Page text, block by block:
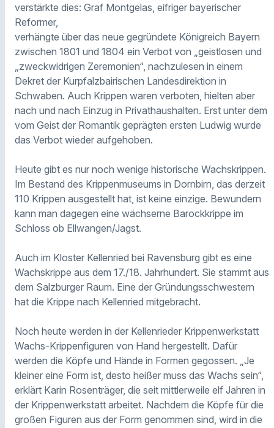
verstärkte dies: Graf Montgelas, eifriger bayerischer
Reformer,
verhängte über das neue gegründete Königreich Bayern
zwischen 1801 und 1804 ein Verbot von „geistlosen und
„zweckwidrigen Zeremonien“, nachzulesen in einem
Dekret der Kurpfalzbairischen Landesdirektion in
Schwaben. Auch Krippen waren verboten, hielten aber
nach und nach Einzug in Privathaushalten. Erst unter dem
vom Geist der Romantik geprägten ersten Ludwig wurde
das Verbot wieder aufgehoben.
Heute gibt es nur noch wenige historische Wachskrippen.
Im Bestand des Krippenmuseums in Dornbirn, das derzeit
110 Krippen ausgestellt hat, ist keine einzige. Bewundern
kann man dagegen eine wächserne Barockkrippe im
Schloss ob Ellwangen/Jagst.
Auch im Kloster Kellenried bei Ravensburg gibt es eine
Wachskrippe aus dem 17./18. Jahrhundert. Sie stammt aus
dem Salzburger Raum. Eine der Gründungsschwestern
hat die Krippe nach Kellenried mitgebracht.
Noch heute werden in der Kellenrieder Krippenwerkstatt
Wachs-Krippenfiguren von Hand hergestellt. Dafür
werden die Köpfe und Hände in Formen gegossen. „Je
kleiner eine Form ist, desto heißer muss das Wachs sein“,
erklärt Karin Rosenträger, die seit mittlerweile elf Jahren in
der Krippenwerkstatt arbeitet. Nachdem die Köpfe für die
großen Figuren aus der Form genommen sind, wird in die